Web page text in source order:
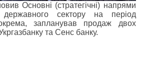
Основні (стратегічні) напрями
державного сектору на період
запланував продаж двох
та Сенс банку.